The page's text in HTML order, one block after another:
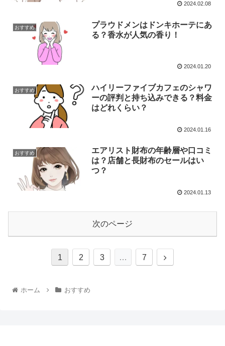
2024.02.08
おすすめ
プラウドメンはドンキホーテにあ
る？香水が人気の香り！
2024.01.20
おすすめ
ハイリーファイブカフェのシャワ
ーの評判と持ち込みできる？料金
はどれくらい？
2024.01.16
おすすめ
エアリスト財布の年齢層や口コミ
は？店舗と長財布のセールはい
つ？
2024.01.13
次のページ
1 2 3 … 7
ホーム おすすめ